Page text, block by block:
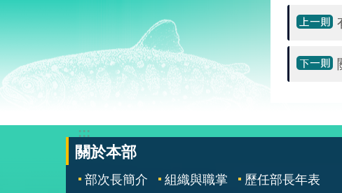
:::
關於本部
部次長簡介 組織與職掌 歷任部長年表